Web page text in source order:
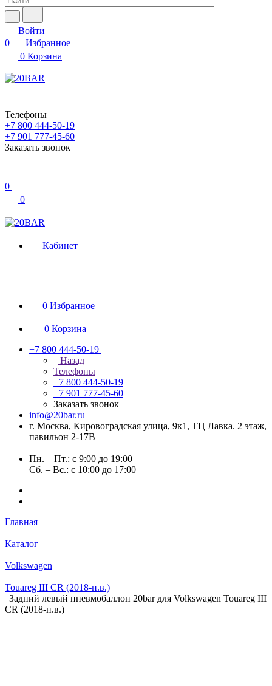
Войти
0
Избранное
0 Корзина
Телефоны
+7 800 444-50-19
+7 901 777-45-60
Заказать звонок
0
0
Кабинет
0 Избранное
0 Корзина
+7 800 444-50-19
Назад
Телефоны
+7 800 444-50-19
+7 901 777-45-60
Заказать звонок
info@20bar.ru
г. Москва, Кировоградская улица, 9к1, ТЦ Лавка. 2 этаж,
павильон 2-17В
Пн. – Пт.: с 9:00 до 19:00
Сб. – Вс.: с 10:00 до 17:00
Главная
Каталог
Volkswagen
Touareg III CR (2018-н.в.)
Задний левый пневмобаллон 20bar для Volkswagen Touareg III
CR (2018-н.в.)